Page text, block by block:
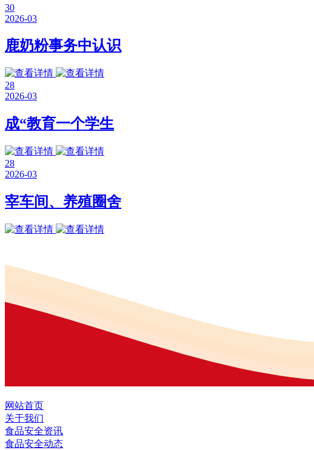
30
2026-03
鹿奶粉事务中认识
28
2026-03
成“教育一个学生
28
2026-03
宰车间、养殖圈舍
网站首页
关于我们
食品安全资讯
食品安全动态